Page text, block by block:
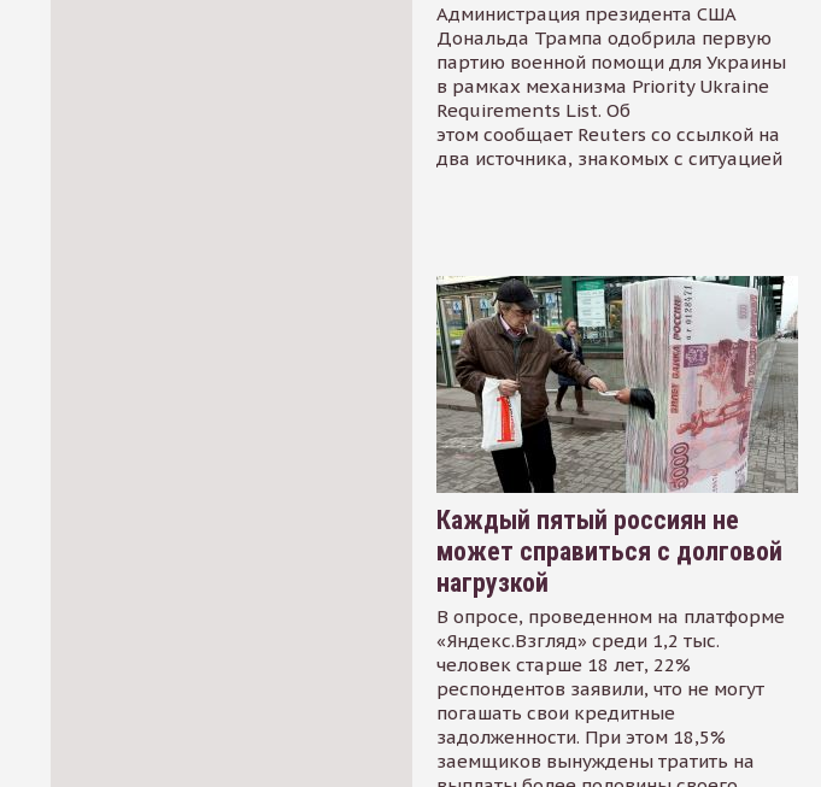
Администрация президента США
Дональда Трампа одобрила первую
партию военной помощи для Украины
в рамках механизма Priority Ukraine
Requirements List. Об
этом сообщает Reuters со ссылкой на
два источника, знакомых с ситуацией
Каждый пятый россиян не
может справиться с долговой
нагрузкой
В опросе, проведенном на платформе
«Яндекс.Взгляд» среди 1,2 тыс.
человек старше 18 лет, 22%
респондентов заявили, что не могут
погашать свои кредитные
задолженности. При этом 18,5%
заемщиков вынуждены тратить на